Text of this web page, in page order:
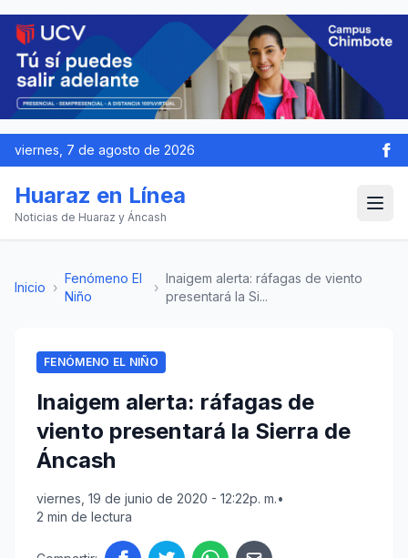
viernes, 7 de agosto de 2026
Huaraz en Línea
Noticias de Huaraz y Áncash
Inicio ›
Fenómeno El
Niño
›
Inaigem alerta: ráfagas de viento
presentará la Si...
FENÓMENO EL NIÑO
Inaigem alerta: ráfagas de
viento presentará la Sierra de
Áncash
viernes, 19 de junio de 2020 - 12:22p. m.•
2 min de lectura